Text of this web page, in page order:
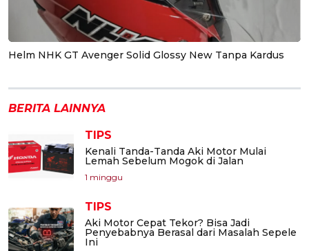
Helm NHK GT Avenger Solid Glossy New Tanpa Kardus
BERITA LAINNYA
TIPS
Kenali Tanda-Tanda Aki Motor Mulai
Lemah Sebelum Mogok di Jalan
1 minggu
TIPS
Aki Motor Cepat Tekor? Bisa Jadi
Penyebabnya Berasal dari Masalah Sepele
Ini